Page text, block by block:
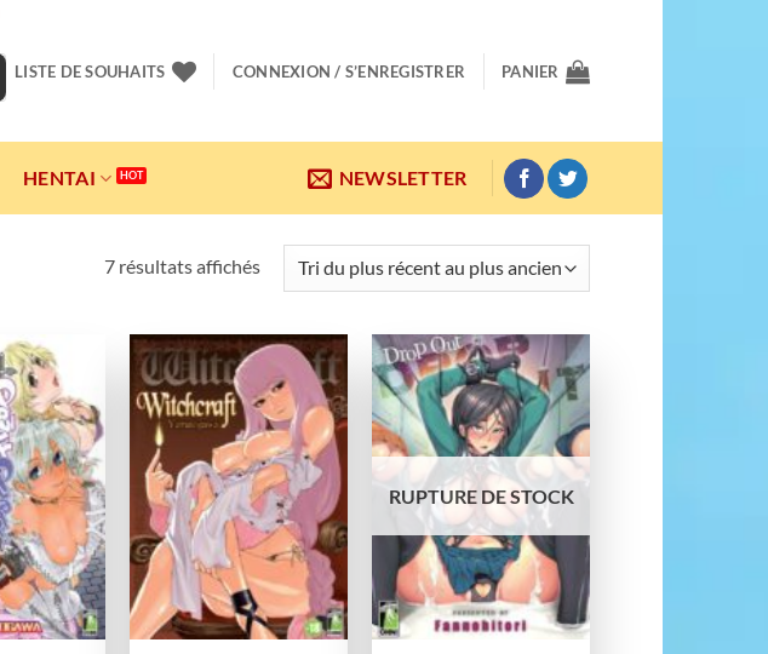
LISTE DE SOUHAITS CONNEXION / S’ENREGISTRER PANIER
HENTAI NEWSLETTER
7 résultats affichésTrié
récent
au
plus
ancien
Ajouter
à la
wishlist
Ajouter
à la
wishlist
Ajouter
à la
wishlist
RUPTURE DE STOCK